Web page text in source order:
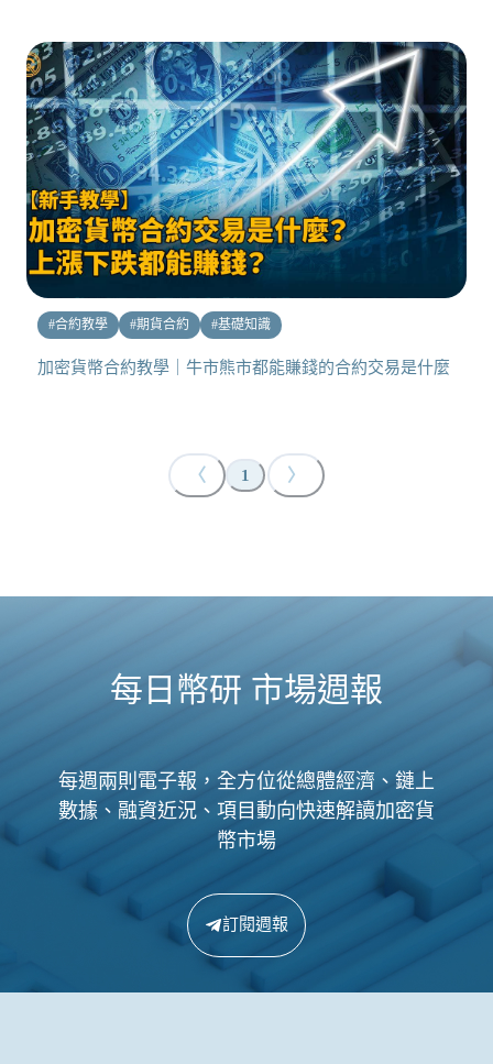
#合約教學 #期貨合約 #基礎知識
加密貨幣合約教學｜牛市熊市都能賺錢的合約交易是什麼
〈 1 〉
每日幣研 市場週報
每週兩則電子報，全方位從總體經濟、鏈上
數據、融資近況、項目動向快速解讀加密貨
幣市場
訂閱週報